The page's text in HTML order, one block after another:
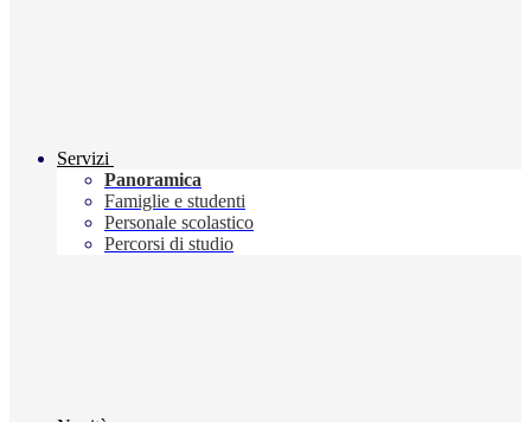
Servizi
Panoramica
Famiglie e studenti
Personale scolastico
Percorsi di studio